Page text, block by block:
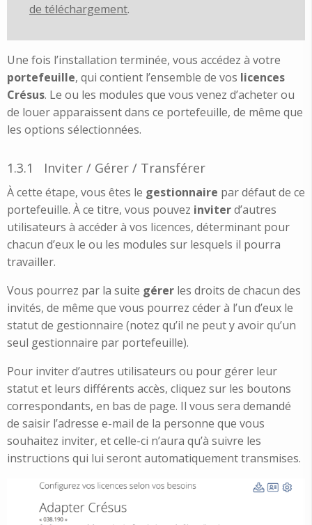
de téléchargement.
Une fois l’installation terminée, vous accédez à votre
portefeuille, qui contient l’ensemble de vos licences
Crésus. Le ou les modules que vous venez d’acheter ou
de louer apparaissent dans ce portefeuille, de même que
les options sélectionnées.
1.3.1 Inviter / Gérer / Transférer
À cette étape, vous êtes le gestionnaire par défaut de ce
portefeuille. À ce titre, vous pouvez inviterd’autres
utilisateurs à accéder à vos licences, déterminant pour
chacun d’eux le ou les modules sur lesquels il pourra
travailler.
Vous pourrez par la suite gérer les droits de chacun des
invités, de même que vous pourrez céder à l’un d’eux le
statut de gestionnaire (notez qu’il ne peut y avoir qu’un
seul gestionnaire par portefeuille).
Pour inviter d’autres utilisateurs ou pour gérer leur
statut et leurs différents accès, cliquez sur les boutons
correspondants, en bas de page. Il vous sera demandé
de saisir l’adresse e-mail de la personne que vous
souhaitez inviter, et celle-ci n’aura qu’à suivre les
instructions qui lui seront automatiquement transmises.